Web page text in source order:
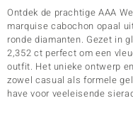
Ontdek de prachtige AAA
marquise cabochon opaal
ronde diamanten. Gezet in
2,352 ct perfect om een
outfit. Het unieke ontwerp
zowel casual als formele
have voor veeleisende